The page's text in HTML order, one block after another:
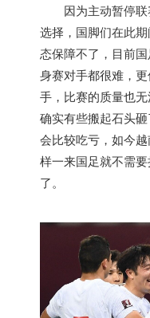
因为主动暂停
选择，国脚们在此
态保障不了，目前
身赛对手都很难，
手，比赛的质量也
确实有些搬起石头
会比较吃亏，如今
样一来国足就不需
了。